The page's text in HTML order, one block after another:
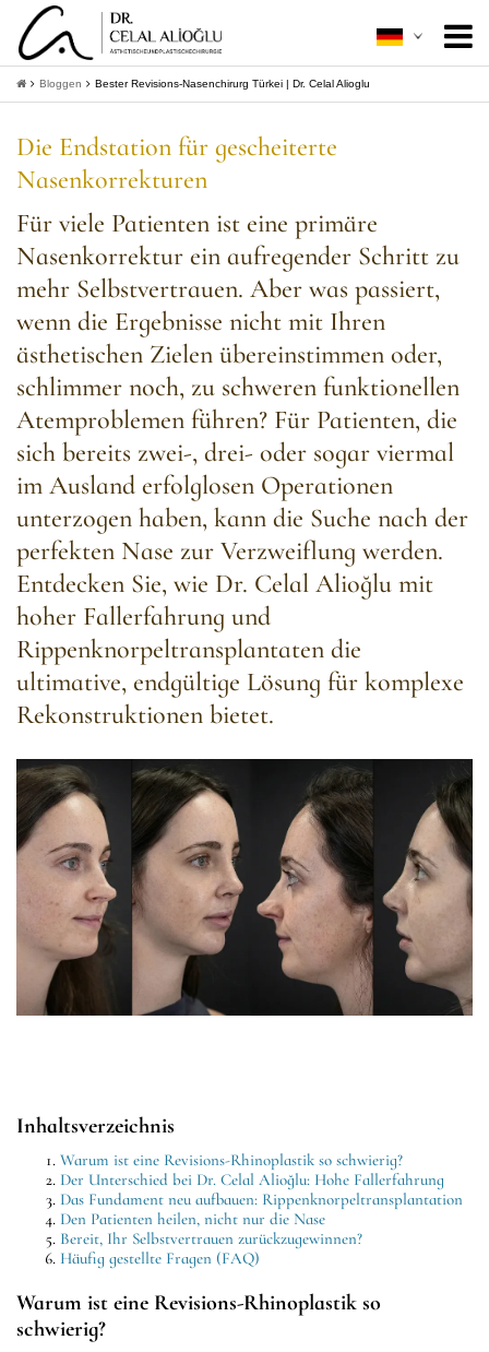
Über mich
Ästhetische Chirurgie
Minimal Invasive
Patientenleitfaden
Kontakt
Informationen bekommen
Bloggen Bester Revisions-Nasenchirurg Türkei | Dr. Celal Alioglu
Die Endstation für gescheiterte
Nasenkorrekturen
Für viele Patienten ist eine primäre
Nasenkorrektur ein aufregender Schritt zu
mehr Selbstvertrauen. Aber was passiert,
wenn die Ergebnisse nicht mit Ihren
ästhetischen Zielen übereinstimmen oder,
schlimmer noch, zu schweren funktionellen
Atemproblemen führen? Für Patienten, die
sich bereits zwei-, drei- oder sogar viermal
im Ausland erfolglosen Operationen
unterzogen haben, kann die Suche nach der
perfekten Nase zur Verzweiflung werden.
Entdecken Sie, wie Dr. Celal Alioğlu mit
hoher Fallerfahrung und
Rippenknorpeltransplantaten die
ultimative, endgültige Lösung für komplexe
Rekonstruktionen bietet.
Inhaltsverzeichnis
Warum ist eine Revisions-Rhinoplastik so schwierig?
Der Unterschied bei Dr. Celal Alioğlu: Hohe Fallerfahrung
Das Fundament neu aufbauen: Rippenknorpeltransplantation
Den Patienten heilen, nicht nur die Nase
Bereit, Ihr Selbstvertrauen zurückzugewinnen?
Häufig gestellte Fragen (FAQ)
Warum ist eine Revisions-Rhinoplastik so
schwierig?